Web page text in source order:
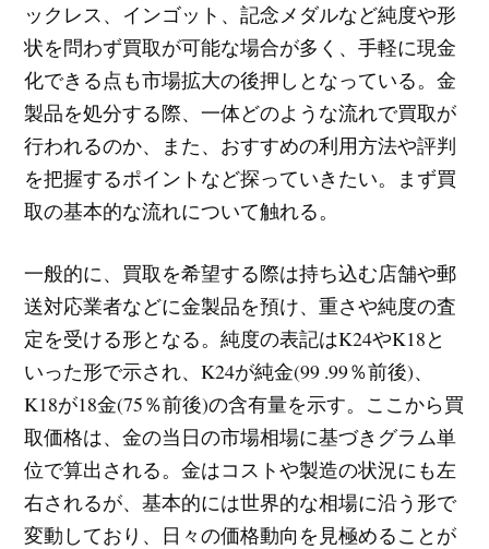
ックレス、インゴット、記念メダルなど純度や形
状を問わず買取が可能な場合が多く、手軽に現金
化できる点も市場拡大の後押しとなっている。金
製品を処分する際、一体どのような流れで買取が
行われるのか、また、おすすめの利用方法や評判
を把握するポイントなど探っていきたい。まず買
取の基本的な流れについて触れる。
一般的に、買取を希望する際は持ち込む店舗や郵
送対応業者などに金製品を預け、重さや純度の査
定を受ける形となる。純度の表記はK24やK18と
いった形で示され、K24が純金(99 .99％前後)、
K18が18金(75％前後)の含有量を示す。ここから買
取価格は、金の当日の市場相場に基づきグラム単
位で算出される。金はコストや製造の状況にも左
右されるが、基本的には世界的な相場に沿う形で
変動しており、日々の価格動向を見極めることが